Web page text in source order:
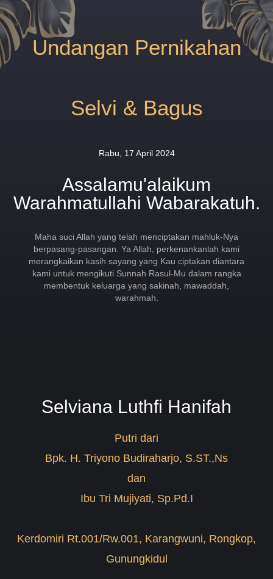
Undangan Pernikahan
Selvi & Bagus
Rabu, 17 April 2024
Assalamu'alaikum
Warahmatullahi Wabarakatuh.
Maha suci Allah yang telah menciptakan mahluk-Nya
berpasang-pasangan. Ya Allah, perkenankanlah kami
merangkaikan kasih sayang yang Kau ciptakan diantara
kami untuk mengikuti Sunnah Rasul-Mu dalam rangka
membentuk keluarga yang sakinah, mawaddah,
warahmah.
Selviana Luthfi Hanifah
Putri dari
Bpk. H. Triyono Budiraharjo, S.ST.,Ns
dan
Ibu Tri Mujiyati, Sp.Pd.I
Kerdomiri Rt.001/Rw.001, Karangwuni, Rongkop,
Gunungkidul